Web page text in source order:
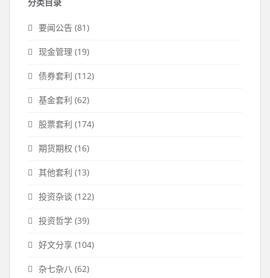
分类目录
要闻公告 (81)
现金管理 (19)
债券套利 (112)
基金套利 (62)
股票套利 (174)
期货期权 (16)
其他套利 (13)
投资杂谈 (122)
投资哲学 (39)
好文分享 (104)
杂七杂八 (62)